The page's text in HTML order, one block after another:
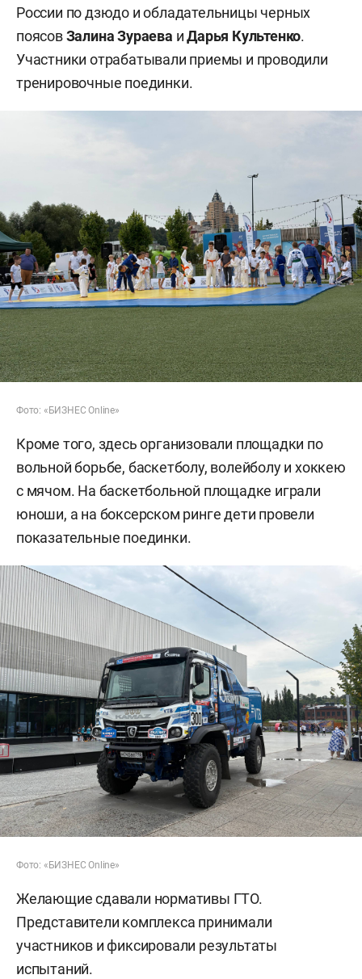
России по дзюдо и обладательницы черных
поясовЗалина Зураева иДарья Культенко.
Участники отрабатывали приемы и проводили
тренировочные поединки.
Фото: «БИЗНЕС Online»
Кроме того, здесь организовали площадки по
вольной борьбе, баскетболу, волейболу и хоккею
с мячом. На баскетбольной площадке играли
юноши, а на боксерском ринге дети провели
показательные поединки.
Фото: «БИЗНЕС Online»
Желающие сдавали нормативы ГТО.
Представители комплекса принимали
участников и фиксировали результаты
испытаний.